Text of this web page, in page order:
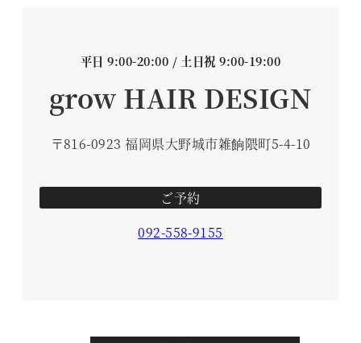
平日 9:00-20:00 / 土日祝 9:00-19:00
grow HAIR DESIGN
〒816-0923 福岡県大野城市雑餉隈町5-4-10
ご予約
092-558-9155